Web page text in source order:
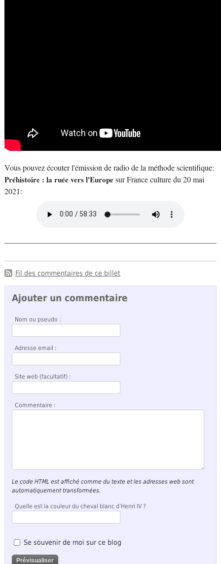
Vous pouvez écouter l'émission de radio de la méthode scientifique:
Préhistoire : la ruée vers l'Europesur France culture du 20 mai
2021:
Fil des commentaires de ce billet
Ajouter un commentaire
Nom ou pseudo :
Adresse email :
Site web (facultatif) :
Commentaire :
Le code HTML est affiché comme du texte et les adresses web sont
automatiquement transformées.
Quelle est la couleur du cheval blanc d'Henri IV ?
Se souvenir de moi sur ce blog